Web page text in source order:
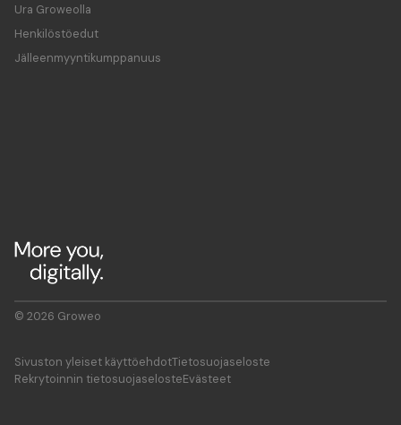
Ura Groweolla
Henkilöstöedut
Jälleenmyyntikumppanuus
© 2026 Groweo
Sivuston yleiset käyttöehdotTietosuojaseloste
Rekrytoinnin tietosuojaselosteEvästeet